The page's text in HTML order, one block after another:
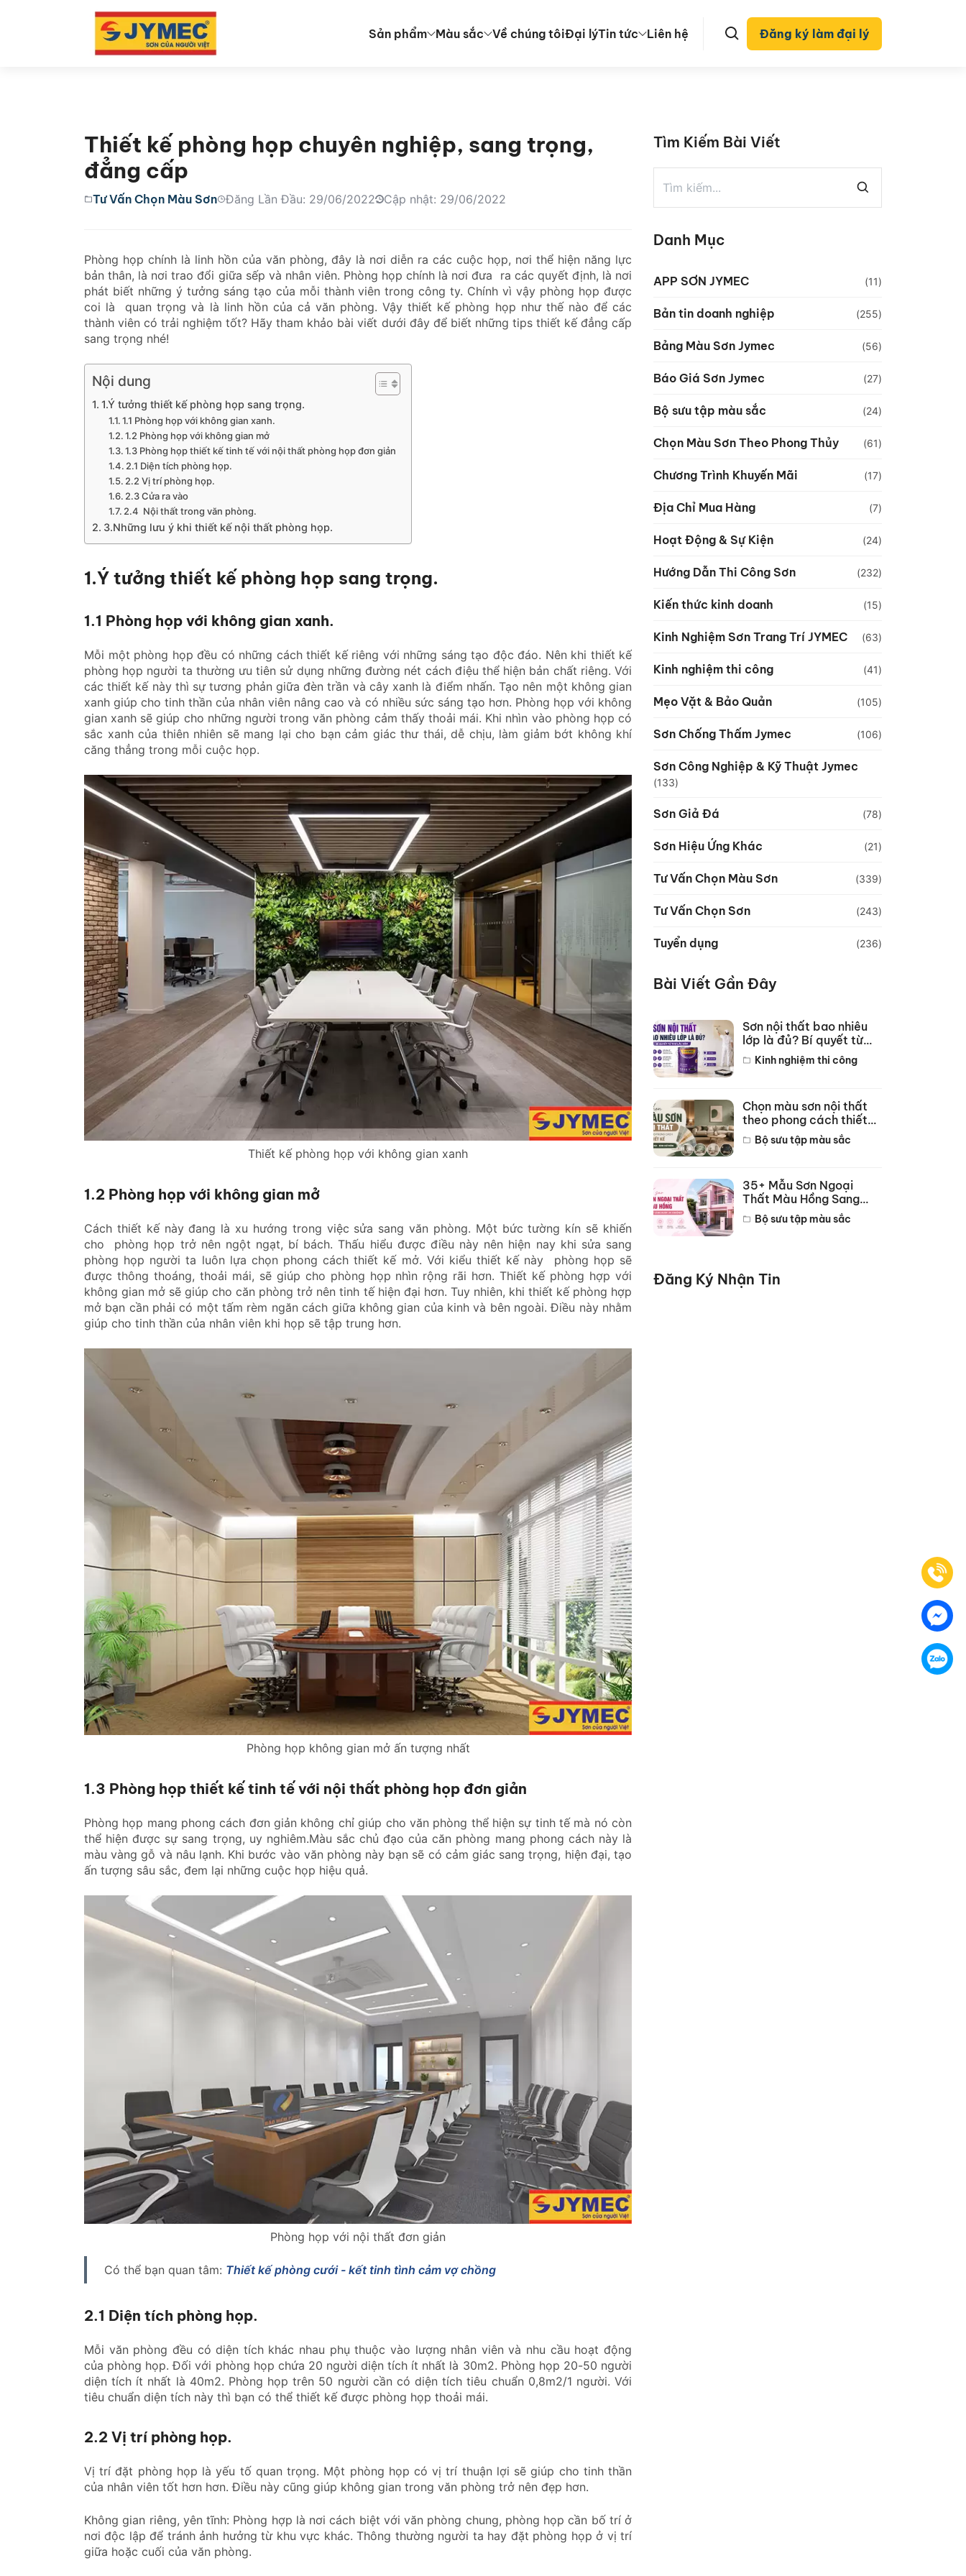
Sản phẩm Màu sắc Về chúng tôiĐại lýTin tức Liên hệ Đăng ký làm đại lý
Thiết kế phòng họp chuyên nghiệp, sang trọng,
đẳng cấp
Tư Vấn Chọn Màu Sơn Đăng Lần Đầu: 29/06/2022 Cập nhật: 29/06/2022
Phòng họp chính là linh hồn của văn phòng, đây là nơi diễn ra các cuộc họp, nơi thể hiện năng lực
bản thân, là nơi trao đổi giữa sếp và nhân viên. Phòng họp chính là nơi đưa ra các quyết định, là nơi
phát biết những ý tưởng sáng tạo của mỗi thành viên trong công ty. Chính vì vậy phòng họp được
coi là quan trọng và là linh hồn của cả văn phòng. Vậy thiết kế phòng họp như thế nào để các
thành viên có trải nghiệm tốt? Hãy tham khảo bài viết dưới đây để biết những tips thiết kế đẳng cấp
sang trọng nhé!
Nội dung
1.Ý tưởng thiết kế phòng họp sang trọng.
1.1 Phòng họp với không gian xanh.
1.2 Phòng họp với không gian mở
1.3 Phòng họp thiết kế tinh tế với nội thất phòng họp đơn giản
2.1 Diện tích phòng họp.
2.2 Vị trí phòng họp.
2.3 Cửa ra vào
2.4 Nội thất trong văn phòng.
3.Những lưu ý khi thiết kế nội thất phòng họp.
1.Ý tưởng thiết kế phòng họp sang trọng.
1.1 Phòng họp với không gian xanh.
Mỗi một phòng họp đều có những cách thiết kế riêng với những sáng tạo độc đáo. Nên khi thiết kế
phòng họp người ta thường ưu tiên sử dụng những đường nét cách điệu thể hiện bản chất riêng. Với
các thiết kế này thì sự tương phản giữa đèn trần và cây xanh là điểm nhấn. Tạo nên một không gian
xanh giúp cho tinh thần của nhân viên nâng cao và có nhiều sức sáng tạo hơn. Phòng họp với không
gian xanh sẽ giúp cho những người trong văn phòng cảm thấy thoải mái. Khi nhìn vào phòng họp có
sắc xanh của thiên nhiên sẽ mang lại cho bạn cảm giác thư thái, dễ chịu, làm giảm bớt không khí
căng thẳng trong mỗi cuộc họp.
Thiết kế phòng họp với không gian xanh
1.2 Phòng họp với không gian mở
Cách thiết kế này đang là xu hướng trong việc sửa sang văn phòng. Một bức tường kín sẽ khiến
cho phòng họp trở nên ngột ngạt, bí bách. Thấu hiểu được điều này nên hiện nay khi sửa sang
phòng họp người ta luôn lựa chọn phong cách thiết kế mở. Với kiểu thiết kế này phòng họp sẽ
được thông thoáng, thoải mái, sẽ giúp cho phòng họp nhìn rộng rãi hơn. Thiết kế phòng hợp với
không gian mở sẽ giúp cho căn phòng trở nên tinh tế hiện đại hơn. Tuy nhiên, khi thiết kế phòng hợp
mở bạn cần phải có một tấm rèm ngăn cách giữa không gian của kinh và bên ngoài. Điều này nhằm
giúp cho tinh thần của nhân viên khi họp sẽ tập trung hơn.
Phòng họp không gian mở ấn tượng nhất
1.3 Phòng họp thiết kế tinh tế với nội thất phòng họp đơn giản
Phòng họp mang phong cách đơn giản không chỉ giúp cho văn phòng thể hiện sự tinh tế mà nó còn
thể hiện được sự sang trọng, uy nghiêm.Màu sắc chủ đạo của căn phòng mang phong cách này là
màu vàng gỗ và nâu lạnh. Khi bước vào văn phòng này bạn sẽ có cảm giác sang trọng, hiện đại, tạo
ấn tượng sâu sắc, đem lại những cuộc họp hiệu quả.
Phòng họp với nội thất đơn giản
Có thể bạn quan tâm: Thiết kế phòng cưới - kết tinh tình cảm vợ chồng
2.1 Diện tích phòng họp.
Mỗi văn phòng đều có diện tích khác nhau phụ thuộc vào lượng nhân viên và nhu cầu hoạt động
của phòng họp. Đối với phòng họp chứa 20 người diện tích ít nhất là 30m2. Phòng họp 20-50 người
diện tích ít nhất là 40m2. Phòng họp trên 50 người cần có diện tích tiêu chuẩn 0,8m2/1 người. Với
tiêu chuẩn diện tích này thì bạn có thể thiết kế được phòng họp thoải mái.
2.2 Vị trí phòng họp.
Vị trí đặt phòng họp là yếu tố quan trọng. Một phòng họp có vị trí thuận lợi sẽ giúp cho tinh thần
của nhân viên tốt hơn hơn. Điều này cũng giúp không gian trong văn phòng trở nên đẹp hơn.
Không gian riêng, yên tĩnh: Phòng hợp là nơi cách biệt với văn phòng chung, phòng họp cần bố trí ở
nơi độc lập để tránh ảnh hưởng từ khu vực khác. Thông thường người ta hay đặt phòng họp ở vị trí
giữa hoặc cuối của văn phòng.
Tìm Kiếm Bài Viết
Danh Mục
APP SƠN JYMEC (11)
Bản tin doanh nghiệp (255)
Bảng Màu Sơn Jymec (56)
Báo Giá Sơn Jymec (27)
Bộ sưu tập màu sắc (24)
Chọn Màu Sơn Theo Phong Thủy (61)
Chương Trình Khuyến Mãi (17)
Địa Chỉ Mua Hàng (7)
Hoạt Động & Sự Kiện (24)
Hướng Dẫn Thi Công Sơn (232)
Kiến thức kinh doanh (15)
Kinh Nghiệm Sơn Trang Trí JYMEC (63)
Kinh nghiệm thi công (41)
Mẹo Vặt & Bảo Quản (105)
Sơn Chống Thấm Jymec (106)
Sơn Công Nghiệp & Kỹ Thuật Jymec
(133)
Sơn Giả Đá (78)
Sơn Hiệu Ứng Khác (21)
Tư Vấn Chọn Màu Sơn (339)
Tư Vấn Chọn Sơn (243)
Tuyển dụng (236)
Bài Viết Gần Đây
Sơn nội thất bao nhiêu
lớp là đủ? Bí quyết từ
thợ lâu năm
Kinh nghiệm thi công
Chọn màu sơn nội thất
theo phong cách thiết
kế hot năm 2026
Bộ sưu tập màu sắc
35+ Mẫu Sơn Ngoại
Thất Màu Hồng Sang
Trọng Đẹp Nhất 2026
Bộ sưu tập màu sắc
Đăng Ký Nhận Tin